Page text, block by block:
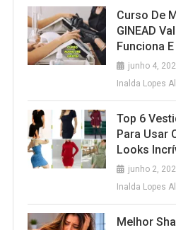
Curso De
GINEAD
Funciona
junho 4,
Inalda Lopes
Top 6
Para Usar
Looks
junho 2,
Inalda Lopes
Melhor